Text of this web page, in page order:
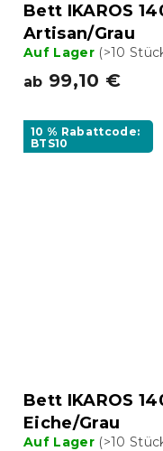
Bett IKAROS
Artisan/Grau
Auf Lager (>10
ab 99,10 €
10 % Rabattcode:
BTS10
Bett IKAROS
Eiche/Grau
Auf Lager (>10